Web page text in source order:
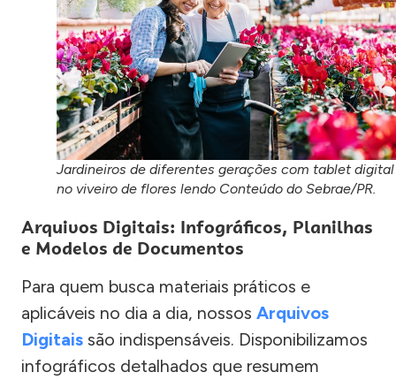
Jardineiros de diferentes gerações com tablet digital
no viveiro de flores lendo Conteúdo do Sebrae/PR.
Arquivos Digitais: Infográficos, Planilhas
e Modelos de Documentos
Para quem busca materiais práticos e
aplicáveis no dia a dia, nossos Arquivos
Digitais são indispensáveis. Disponibilizamos
infográficos detalhados que resumem